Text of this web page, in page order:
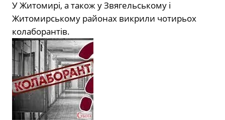
У Житомирі, а також у Звягельському і
Житомирському районах викрили чотирьох
колаборантів.